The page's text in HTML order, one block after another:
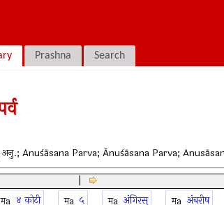
Prashna Search
Anuśāsana Parva; Ānuśāsana Parva;
|
४ कोटी ५ अंगिरस् अंबरीष